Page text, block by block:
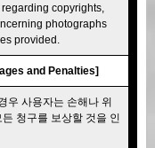
copyrights,
photographs
provided.
and Penalties]
우 사용자는 손해나 위
청구를 보상할 것을 인